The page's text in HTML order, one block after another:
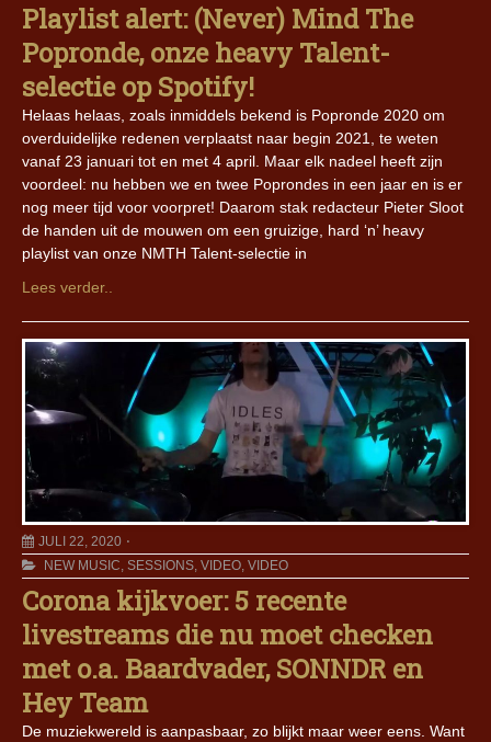
Playlist alert: (Never) Mind The
Popronde, onze heavy Talent-
selectie op Spotify!
Helaas helaas, zoals inmiddels bekend is Popronde 2020 om
overduidelijke redenen verplaatst naar begin 2021, te weten
vanaf 23 januari tot en met 4 april. Maar elk nadeel heeft zijn
voordeel: nu hebben we en twee Poprondes in een jaar en is er
nog meer tijd voor voorpret! Daarom stak redacteur Pieter Sloot
de handen uit de mouwen om een gruizige, hard ‘n’ heavy
playlist van onze NMTH Talent-selectie in
Lees verder..
JULI 22, 2020
NEW MUSIC, SESSIONS, VIDEO, VIDEO
Corona kijkvoer: 5 recente
livestreams die nu moet checken
met o.a. Baardvader, SONNDR en
Hey Team
De muziekwereld is aanpasbaar, zo blijkt maar weer eens. Want